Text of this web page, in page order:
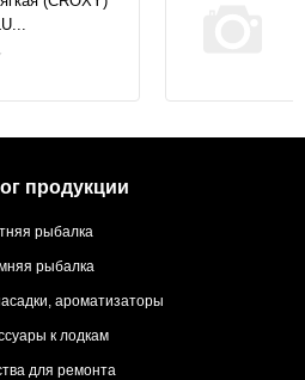
продукции
рыбалка
рыбалка
ароматизаторы
к лодкам
для ремонта